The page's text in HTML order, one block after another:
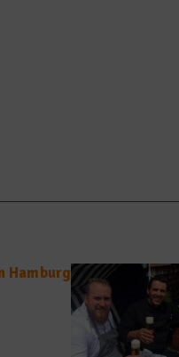
Hamburg